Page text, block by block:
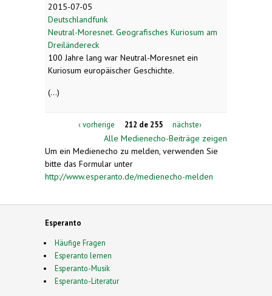
2015-07-05
Deutschlandfunk
Neutral-Moresnet. Geografisches Kuriosum am
Dreiländereck
100 Jahre lang war Neutral-Moresnet ein
Kuriosum europäischer Geschichte.
(...)
‹ vorherige 212 de 255 nächste›
Alle Medienecho-Beiträge zeigen
Um ein Medienecho zu melden, verwenden Sie
bitte das Formular unter
http://www.esperanto.de/medienecho-melden
Esperanto
Häufige Fragen
Esperanto lernen
Esperanto-Musik
Esperanto-Literatur